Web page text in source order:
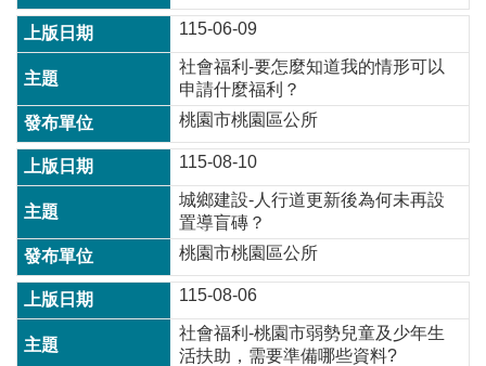
訊
錄
相
資
料
回
首
頁
網
站
導
覽
115-06-09
社會福利-要怎麼知道我的情形可以
申請什麼福利？
桃園市桃園區公所
115-08-10
城鄉建設-人行道更新後為何未再設
置導盲磚？
桃園市桃園區公所
115-08-06
社會福利-桃園市弱勢兒童及少年生
活扶助，需要準備哪些資料?